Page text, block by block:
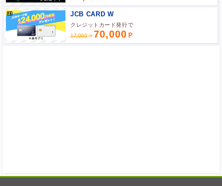
JCB CARD W
クレジットカード発行で
17,000
70,000